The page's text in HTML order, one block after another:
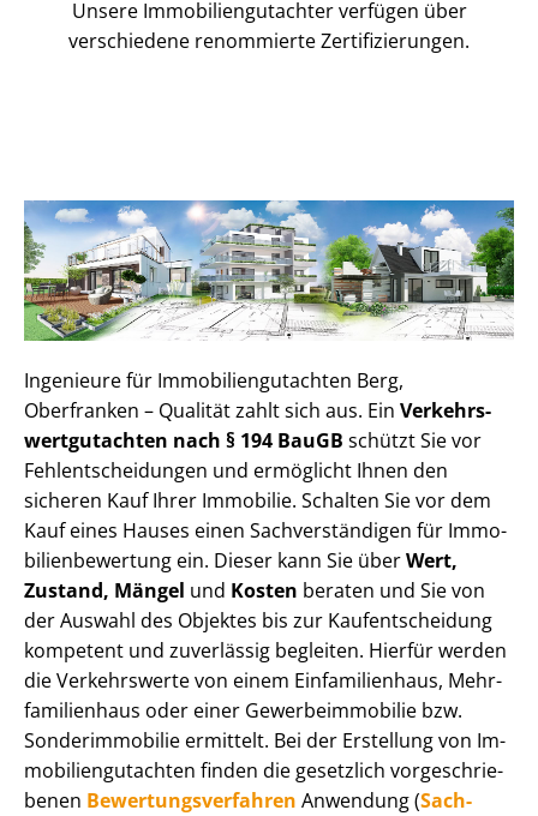
Unsere Immobilien­gutachter verfügen über
verschiedene renommierte Zer­ti­fi­zie­run­gen.
Ingenieure für Im­mo­bi­li­en­gut­ach­ten Berg,
Oberfranken – Qualität zahlt sich aus. Ein Ver­kehrs­
wert­gut­ach­ten nach § 194 BauGB schützt Sie vor
Fehl­ent­schei­dun­gen und ermöglicht Ihnen den
sicheren Kauf Ihrer Immobilie. Schalten Sie vor dem
Kauf eines Hauses einen Sach­ver­stän­di­gen für Im­mo­
bi­li­en­be­wer­tung ein. Dieser kann Sie überWert,
Zustand, Mängel und Kosten beraten und Sie von
der Auswahl des Objektes bis zur Kauf­ent­schei­dung
kompetent und zuverlässig begleiten. Hierfür werden
die Verkehrswerte von einem Einfamilienhaus, Mehr­
fa­mi­li­en­haus oder einer Ge­wer­be­im­mo­bi­lie bzw.
Sonderimmobilie ermittelt. Bei der Erstellung von Im­
mo­bi­li­en­gut­ach­ten finden die gesetzlich vor­ge­schrie­
be­nen Be­wer­tungs­ver­fah­ren Anwendung (Sach­